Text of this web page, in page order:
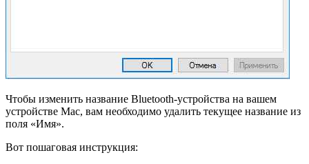
Чтобы изменить название Bluetooth-устройства на вашем
устройстве Mac, вам необходимо удалить текущее название из
поля «Имя».
Вот пошаговая инструкция: